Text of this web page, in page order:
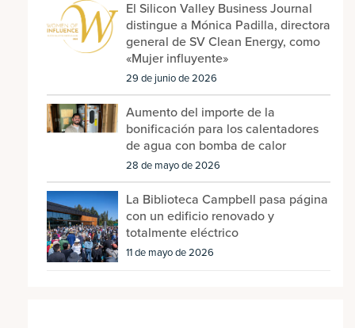
El Silicon Valley Business Journal
distingue a Mónica Padilla, directora
general de SV Clean Energy, como
«Mujer influyente»
29 de junio de 2026
Aumento del importe de la
bonificación para los calentadores
de agua con bomba de calor
28 de mayo de 2026
La Biblioteca Campbell pasa página
con un edificio renovado y
totalmente eléctrico
11 de mayo de 2026